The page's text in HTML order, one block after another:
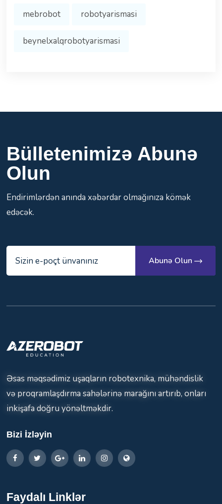
mebrobot robotyarismasi
beynelxalqrobotyarismasi
Bülletenimizə Abunə
Olun
Endirimlərdən anında xəbərdar olmağınıza kömək
edəcək.
Abunə Olun
Əsas məqsədimiz uşaqların robotexnika, mühəndislik
və proqramlaşdırma sahələrinə marağını artırıb, onları
inkişafa doğru yönəltməkdir.
Bizi İzləyin
Faydalı Linklər